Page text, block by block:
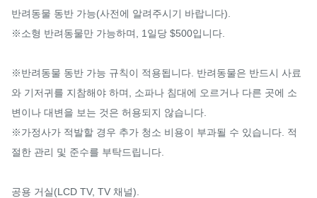
반려동물 동반 가능(사전에 알려주시기 바랍니다).
※소형 반려동물만 가능하며, 1일당 $500입니다.
※반려동물 동반 가능 규칙이 적용됩니다. 반려동물은 반드시 사료
와 기저귀를 지참해야 하며, 소파나 침대에 오르거나 다른 곳에 소
변이나 대변을 보는 것은 허용되지 않습니다.
※가정사가 적발할 경우 추가 청소 비용이 부과될 수 있습니다. 적
절한 관리 및 준수를 부탁드립니다.
공용 거실(LCD TV, TV 채널).